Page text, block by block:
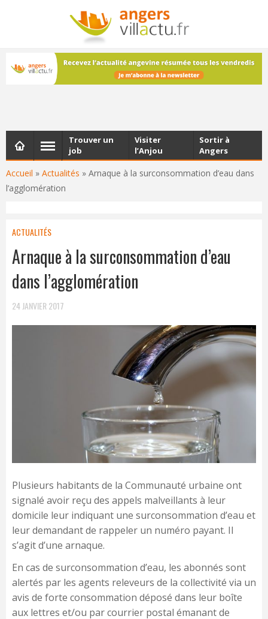
NEWSLETTER
Les dernières actualités d'Angers, chaque vendredi dans
votre boîte e-mail
Accueil » Actualités » Arnaque à la surconsommation d’eau dans
l’agglomération
Trouver un
job
Visiter
l’Anjou
Sortir à
Angers
ACTUALITÉS
Arnaque à la surconsommation d’eau
dans l’agglomération
24 JANVIER 2017
Plusieurs habitants de la Communauté urbaine ont
signalé avoir reçu des appels malveillants à leur
domicile leur indiquant une surconsommation d’eau et
leur demandant de rappeler un numéro payant. Il
s’agit d’une arnaque.
En cas de surconsommation d’eau, les abonnés sont
alertés par les agents releveurs de la collectivité via un
avis de forte consommation déposé dans leur boîte
aux lettres et/ou par courrier postal émanant de